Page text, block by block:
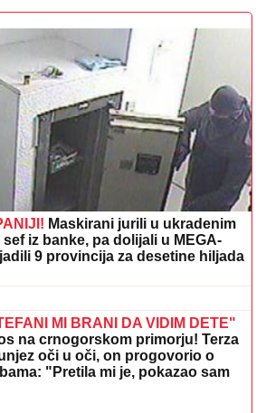
Maskirani jurili u ukradenim
sef iz banke, pa dolijali u MEGA-
9 provincija za desetine hiljada
dovodi reprezentativca iz Real